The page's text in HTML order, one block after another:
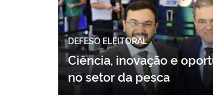
DEFESO ELEITORAL
Ciência, inovação e
no setor da pesca